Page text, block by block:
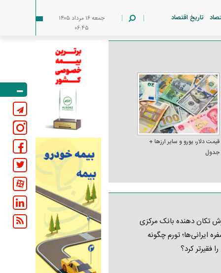
تاریخ اقتصاد
جمعه ۱۶ مرداد ۱۴۰۵
۰۶:۴۵
قیمت دلار، یورو و سایر ارز‌ها +
جدول
تکان‌ دهنده بانک مرکزی
ایرانی‌ها؛ تورم چگونه
را فقیرتر کرد؟